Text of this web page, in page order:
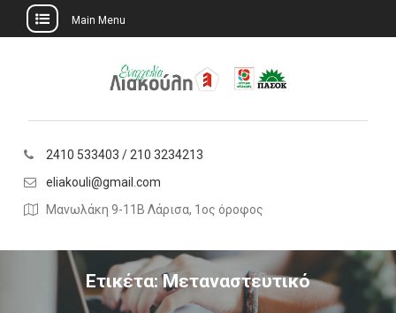
Main Menu
2410 533403 / 210 3234213
eliakouli@gmail.com
Μανωλάκη 9-11Β Λάρισα, 1ος όροφος
Ετικέτα:Μεταναστευτικό